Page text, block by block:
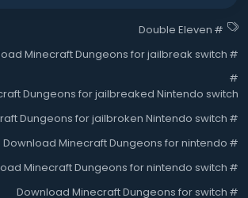
#
Double Eleven
#
Minecraft Dungeons for jailbreak switch
#
Dungeons for jailbreaked Nintendo switch
#
Dungeons for jailbroken Nintendo switch
#
Download Minecraft Dungeons for nintendo
#
Minecraft Dungeons for nintendo switch
#
Download Minecraft Dungeons for switch